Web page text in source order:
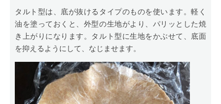
タルト型は、底が抜けるタイプのものを使います。軽く
油を塗っておくと、外型の生地がより、パリッとした焼
き上がりになります。タルト型に生地をかぶせて、底面
を抑えるようにして、なじませます。